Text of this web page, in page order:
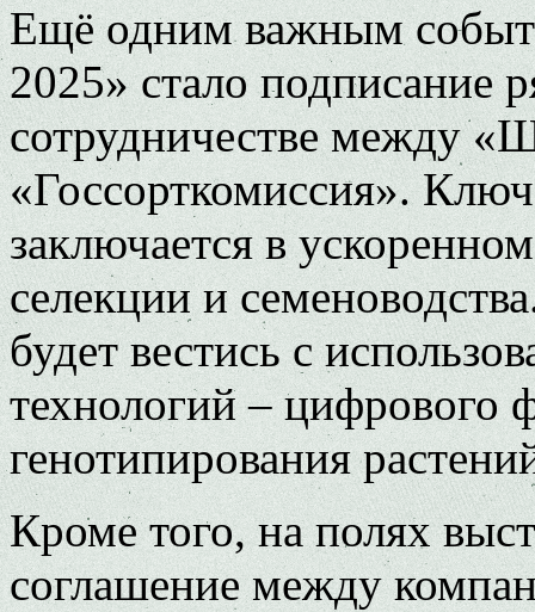
Ещё одним важным
2025» стало подписание
сотрудничестве между
«Госсорткомиссия».
заключается в
селекции и
будет вестись с
технологий – цифрового
генотипирования
Кроме того, на полях
соглашение между